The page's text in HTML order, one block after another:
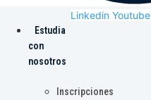
Linkedin Youtube
Estudia
con
nosotros
Inscripciones